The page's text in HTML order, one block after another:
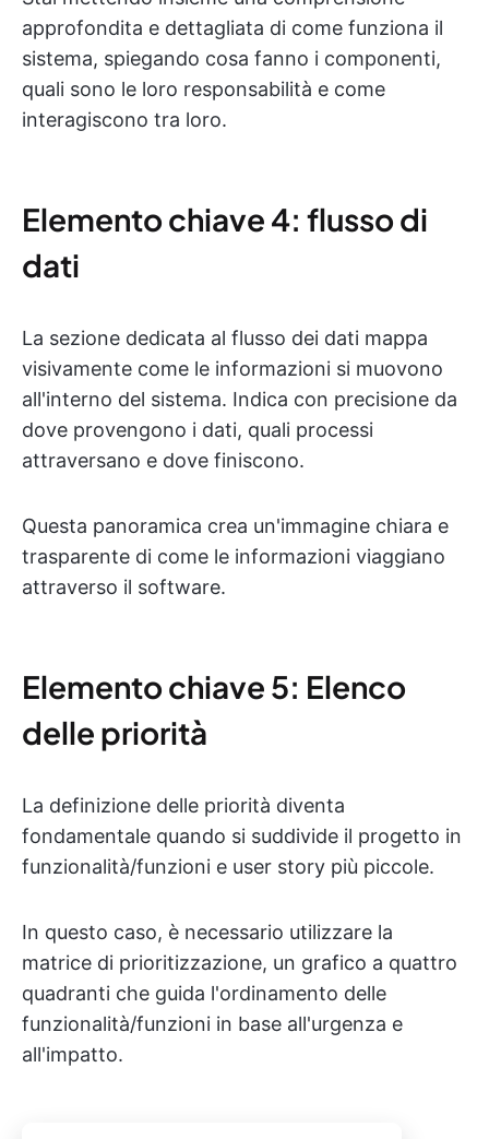
approfondita e dettagliata di come funziona il
sistema, spiegando cosa fanno i componenti,
quali sono le loro responsabilità e come
interagiscono tra loro.
Elemento chiave 4: flusso di
dati
La sezione dedicata al flusso dei dati mappa
visivamente come le informazioni si muovono
all'interno del sistema. Indica con precisione da
dove provengono i dati, quali processi
attraversano e dove finiscono.
Questa panoramica crea un'immagine chiara e
trasparente di come le informazioni viaggiano
attraverso il software.
Elemento chiave 5: Elenco
delle priorità
La definizione delle priorità diventa
fondamentale quando si suddivide il progetto in
funzionalità/funzioni e user story più piccole.
In questo caso, è necessario utilizzare la
matrice di prioritizzazione, un grafico a quattro
quadranti che guida l'ordinamento delle
funzionalità/funzioni in base all'urgenza e
all'impatto.